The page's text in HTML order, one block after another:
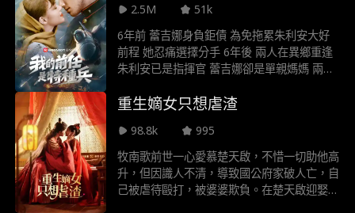
2.5M
51k
6年前 蕾吉娜身負鉅債 為免拖累朱利安大好
前程 她忍痛選擇分手 6年後 兩人在異鄉重逢
朱利安已是指揮官 蕾吉娜卻是單親媽媽 兩人
加的重重壓力 這次他們能否克服萬難 再次找
重生嫡女只想虐渣
98.8k
995
牧南歌前世一心愛慕楚天啟，不惜一切助他高
升，但因識人不清，導致國公府家破人亡，自
己被虐待毆打，被婆婆欺負。在楚天啟迎娶自